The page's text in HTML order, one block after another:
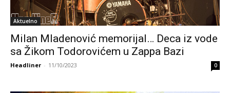
Aktuelno
Milan Mladenović memorijal… Deca iz vode
sa Žikom Todorovićem u Zappa Bazi
Headliner - 11/10/2023 0